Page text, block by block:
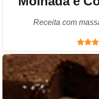
Receita com